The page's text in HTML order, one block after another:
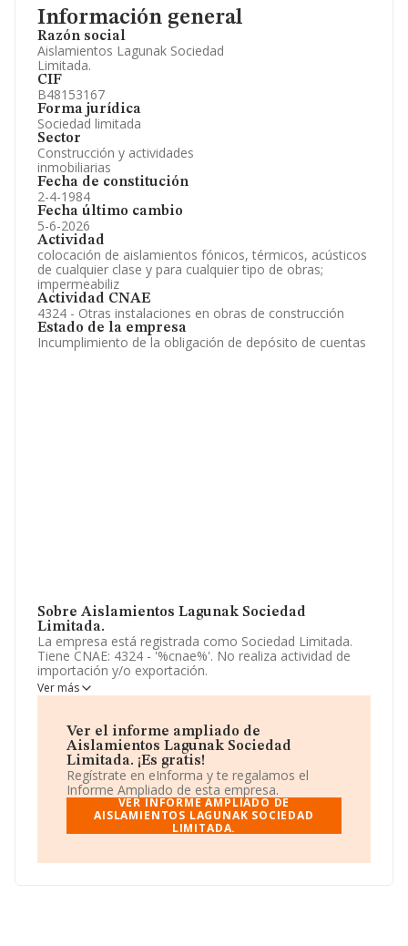
Información general
Razón social
Aislamientos Lagunak Sociedad
Limitada.
CIF
B48153167
Forma jurídica
Sociedad limitada
Sector
Construcción y actividades
inmobiliarias
Fecha de constitución
2-4-1984
Fecha último cambio
5-6-2026
Actividad
colocación de aislamientos fónicos, térmicos, acústicos
de cualquier clase y para cualquier tipo de obras;
impermeabiliz
Actividad CNAE
4324 - Otras instalaciones en obras de construcción
Estado de la empresa
Incumplimiento de la obligación de depósito de cuentas
Sobre Aislamientos Lagunak Sociedad
Limitada.
La empresa está registrada como Sociedad Limitada.
Tiene CNAE: 4324 - '%cnae%'. No realiza actividad de
importación y/o exportación.
Ha tenido el mismo número de empleados y teniendo
dispuesto de un número de empleados por debajo de la
media de sector.
La sociedadAislamientos Lagunak Sociedad
Limitada, NIF B48153167, se encuentra en Calle
Zabalbide núm. 82, (48006), Bilbao, en Vizcaya, País
empresas pertenecientes al sector, a nivel nacional la
Ver más
Ver el informe ampliado de
Aislamientos Lagunak Sociedad
Limitada. ¡Es gratis!
Regístrate en eInforma y te regalamos el
Informe Ampliado de esta empresa.
VER INFORME AMPLIADO DE
AISLAMIENTOS LAGUNAK SOCIEDAD
LIMITADA.
Información oficial y registral complementaria.